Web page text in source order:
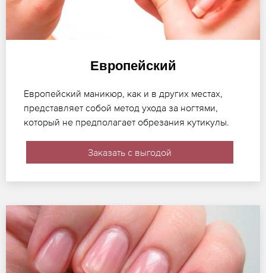
Европейский
Европейский маникюр, как и в других местах,
представляет собой метод ухода за ногтями,
который не предполагает обрезания кутикулы.
Заказать с выгодой